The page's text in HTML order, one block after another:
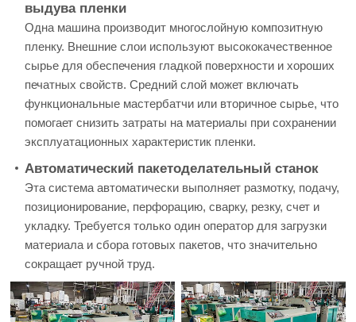
выдува пленки
Одна машина производит многослойную композитную
пленку. Внешние слои используют высококачественное
сырье для обеспечения гладкой поверхности и хороших
печатных свойств. Средний слой может включать
функциональные мастербатчи или вторичное сырье, что
помогает снизить затраты на материалы при сохранении
эксплуатационных характеристик пленки.
Автоматический пакетоделательный станок
Эта система автоматически выполняет размотку, подачу,
позиционирование, перфорацию, сварку, резку, счет и
укладку. Требуется только один оператор для загрузки
материала и сбора готовых пакетов, что значительно
сокращает ручной труд.